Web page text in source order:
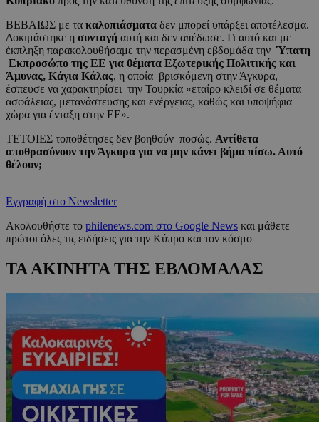
ΒΕΒΑΙΩΣ με τα καλοπιάσματα δεν μπορεί υπάρξει αποτέλεσμα.
Δοκιμάστηκε η συνταγή αυτή και δεν απέδωσε. Γι αυτό και με
έκπληξη παρακολουθήσαμε την περασμένη εβδομάδα τηνΎπατη
Εκπροσώπο της ΕΕ για θέματα Εξωτερικής Πολιτικής και
Άμυνας, Κάγια Κάλας, η οποία βρισκόμενη στην Άγκυρα,
έσπευσε να χαρακτηρίσει την Τουρκία «εταίρο κλειδί σε θέματα
ασφάλειας, μετανάστευσης και ενέργειας, καθώς και υποψήφια
χώρα για ένταξη στην ΕΕ».
ΤΕΤΟΙΕΣ τοποθέτησες δεν βοηθούν ποσώς. Αντίθετα
αποθρασύνουν την Άγκυρα για να μην κάνει βήμα πίσω. Αυτό
θέλουν;
Εγγραφή στο Newsletter
Ακολουθήστε το philenews.com στο Google News και μάθετε
πρώτοι όλες τις ειδήσεις για την Κύπρο και τον κόσμο
ΤΑ ΑΚΙΝΗΤΑ ΤΗΣ ΕΒΔΟΜΑΔΑΣ